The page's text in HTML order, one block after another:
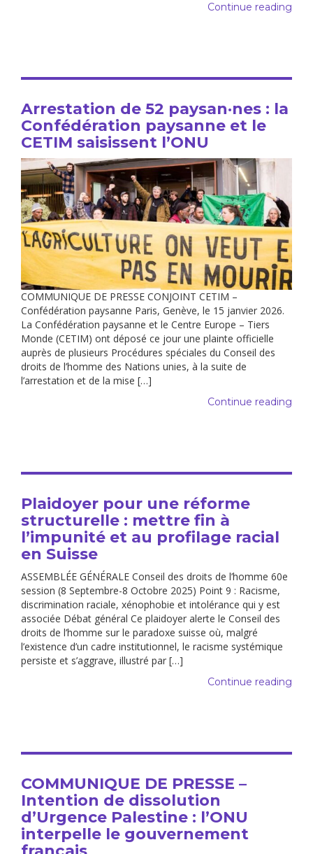
Continue reading
Arrestation de 52 paysan·nes : la
Confédération paysanne et le
CETIM saisissent l’ONU
COMMUNIQUE DE PRESSE CONJOINT CETIM –
Confédération paysanne Paris, Genève, le 15 janvier 2026.
La Confédération paysanne et le Centre Europe – Tiers
Monde (CETIM) ont déposé ce jour une plainte officielle
auprès de plusieurs Procédures spéciales du Conseil des
droits de l’homme des Nations unies, à la suite de
l’arrestation et de la mise […]
Continue reading
Plaidoyer pour une réforme
structurelle : mettre fin à
l’impunité et au profilage racial
en Suisse
ASSEMBLÉE GÉNÉRALE Conseil des droits de l’homme 60e
session (8 Septembre-8 Octobre 2025) Point 9 : Racisme,
discrimination raciale, xénophobie et intolérance qui y est
associée Débat général Ce plaidoyer alerte le Conseil des
droits de l’homme sur le paradoxe suisse où, malgré
l’existence d’un cadre institutionnel, le racisme systémique
persiste et s’aggrave, illustré par […]
Continue reading
COMMUNIQUE DE PRESSE –
Intention de dissolution
d’Urgence Palestine : l’ONU
interpelle le gouvernement